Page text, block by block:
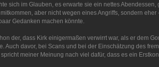
sich im Glauben, es erwarte sie ein nettes
aber nicht wegen eines Angriffs, sondern
Gedanken machen könnte.
der, dass Kirk einigermaßen verwirrt war, als er dem
Auch davor, bei Scans und bei der Einschätzung des
meiner Meinung nach viel dafür, dass es ein